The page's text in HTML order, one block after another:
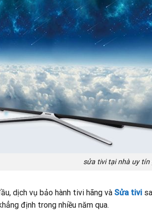
sửa tivi tại nhà uy tín
dịch vụ bảo hành tivi hãng và Sửa tivi
định trong nhiều năm qua.